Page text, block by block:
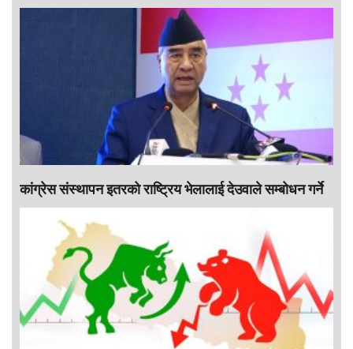
कांग्रेस संस्थापन इतरको राष्ट्रिय भेलालाई देउवाले सम्बोधन गर्ने